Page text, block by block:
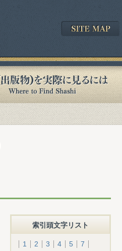
索引頭文字リスト
1 2 3 4 5
7